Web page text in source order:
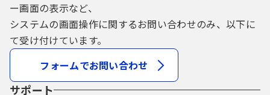
ー画面の表示など、
システムの画面操作に関するお問い合わせのみ、以下に
て受け付けています。
フォームでお問い合わせ
サポート